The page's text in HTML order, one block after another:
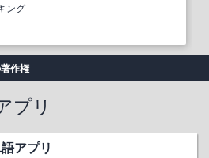
ング
作権
プリ
アプリ